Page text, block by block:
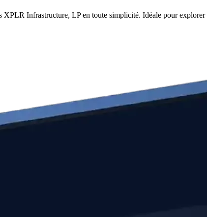
Infrastructure, LP en toute simplicité. Idéale pour explorer